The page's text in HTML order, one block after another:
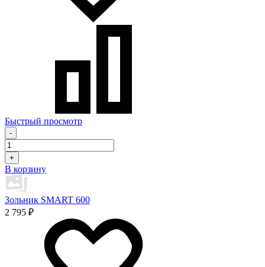
Быстрый просмотр
-
+
В корзину
Зольник SMART 600
2 795 ₽